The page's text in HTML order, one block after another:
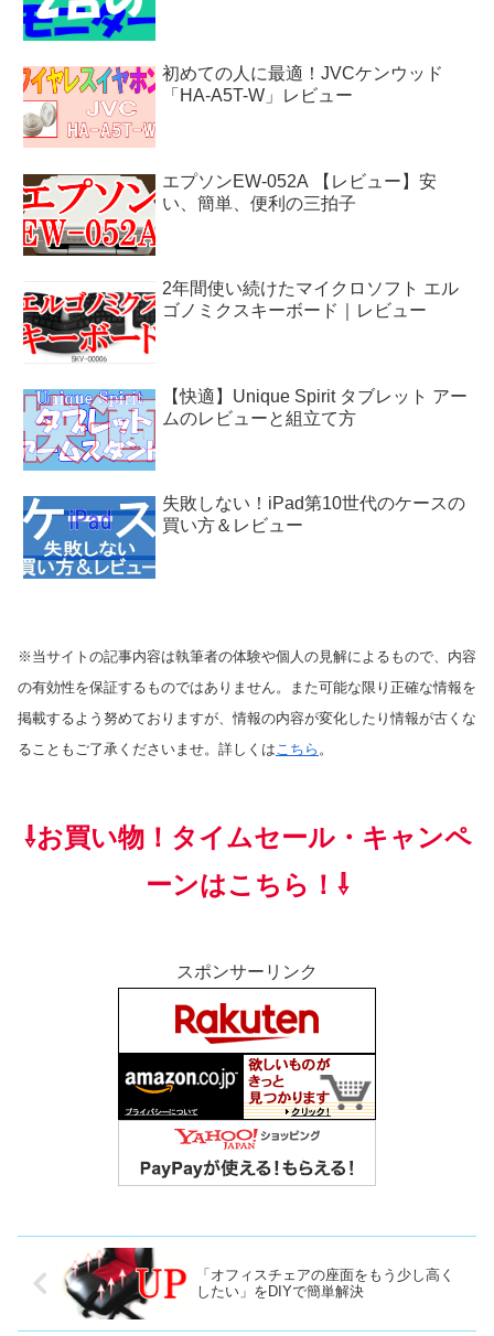
初めての人に最適！JVCケンウッド
「HA-A5T-W」レビュー
エプソンEW-052A 【レビュー】安
い、簡単、便利の三拍子
2年間使い続けたマイクロソフト エル
ゴノミクスキーボード｜レビュー
【快適】Unique Spirit タブレット アー
ムのレビューと組立て方
失敗しない！iPad第10世代のケースの
買い方＆レビュー
※当サイトの記事内容は執筆者の体験や個人の見解によるもので、内容
の有効性を保証するものではありません。また可能な限り正確な情報を
掲載するよう努めておりますが、情報の内容が変化したり情報が古くな
ることもご了承くださいませ。詳しくは こちら 。
⇩お買い物！タイムセール・キャンペ
ーンはこちら！⇩
スポンサーリンク
「オフィスチェアの座面をもう少し高く
したい」をDIYで簡単解決